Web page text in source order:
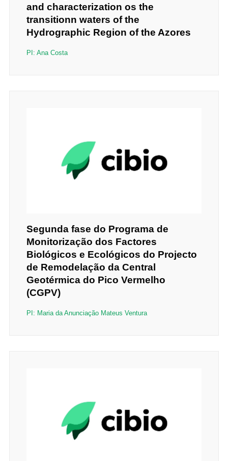
and characterization os the
transitionn waters of the
Hydrographic Region of the Azores
PI: Ana Costa
Segunda fase do Programa de
Monitorização dos Factores
Biológicos e Ecológicos do Projecto
de Remodelação da Central
Geotérmica do Pico Vermelho
(CGPV)
PI: Maria da Anunciação Mateus Ventura